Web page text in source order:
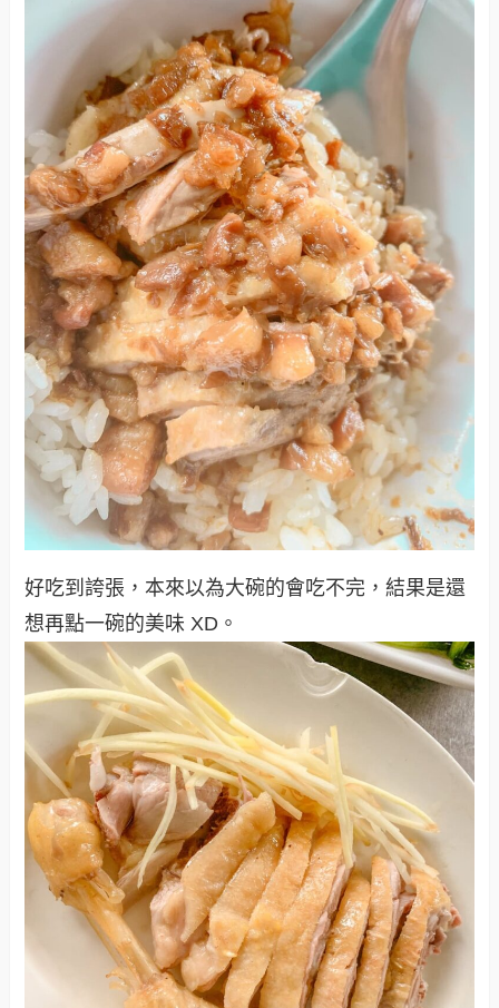
好吃到誇張，本來以為大碗的會吃不完，結果是還
想再點一碗的美味 XD。